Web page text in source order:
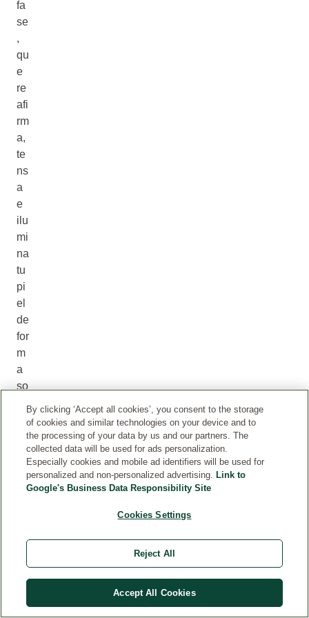
fa
se
,
qu
e
re
afi
rm
a,
te
ns
a
e
ilu
mi
na
tu
pi
el
de
for
m
a
so
en
ibl
ac
By clicking ‘Accept all cookies’, you consent to the storage
of cookies and similar technologies on your device and to
the processing of your data by us and our partners. The
collected data will be used for ads personalization.
Especially cookies and mobile ad identifiers will be used for
personalized and non-personalized advertising. Link to
Google's Business Data Responsibility Site
Cookies Settings
Reject All
Accept All Cookies